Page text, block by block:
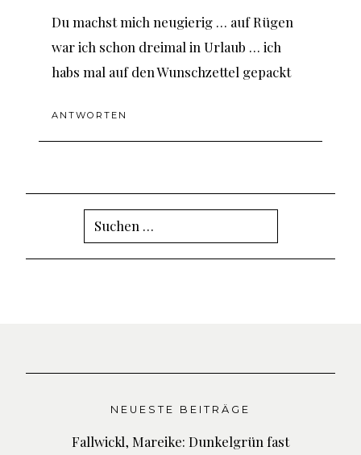
Du machst mich neugierig … auf Rügen
war ich schon dreimal in Urlaub … ich
habs mal auf den Wunschzettel gepackt
ANTWORTEN
Suchen
nach:
NEUESTE BEITRÄGE
Fallwickl, Mareike: Dunkelgrün fast